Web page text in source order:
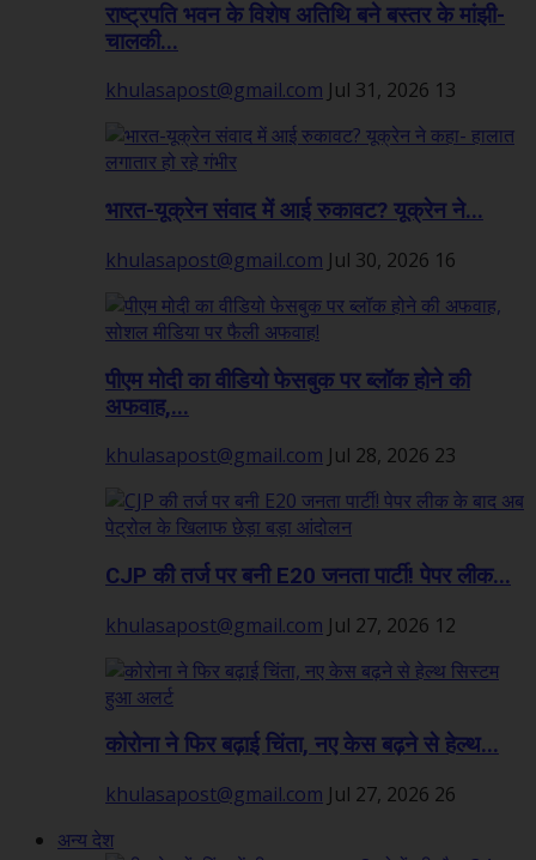
राष्ट्रपति भवन के विशेष अतिथि बने बस्तर के मांझी-
चालकी...
khulasapost@gmail.com Jul 31, 2026 13
भारत-यूक्रेन संवाद में आई रुकावट? यूक्रेन ने...
khulasapost@gmail.com Jul 30, 2026 16
पीएम मोदी का वीडियो फेसबुक पर ब्लॉक होने की
अफवाह,...
khulasapost@gmail.com Jul 28, 2026 23
CJP की तर्ज पर बनी E20 जनता पार्टी! पेपर लीक...
khulasapost@gmail.com Jul 27, 2026 12
कोरोना ने फिर बढ़ाई चिंता, नए केस बढ़ने से हेल्थ...
khulasapost@gmail.com Jul 27, 2026 26
अन्य देश